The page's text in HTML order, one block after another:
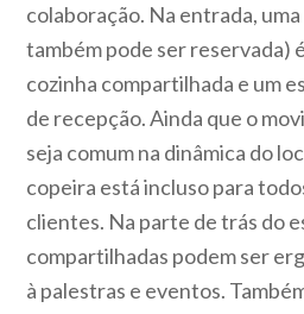
colaboração. Na entrada,
também pode ser reservada)
cozinha compartilhada e um
de recepção. Ainda que o
seja comum na dinâmica do
copeira está incluso para
clientes. Na parte de trás do
compartilhadas podem ser
à palestras e eventos.